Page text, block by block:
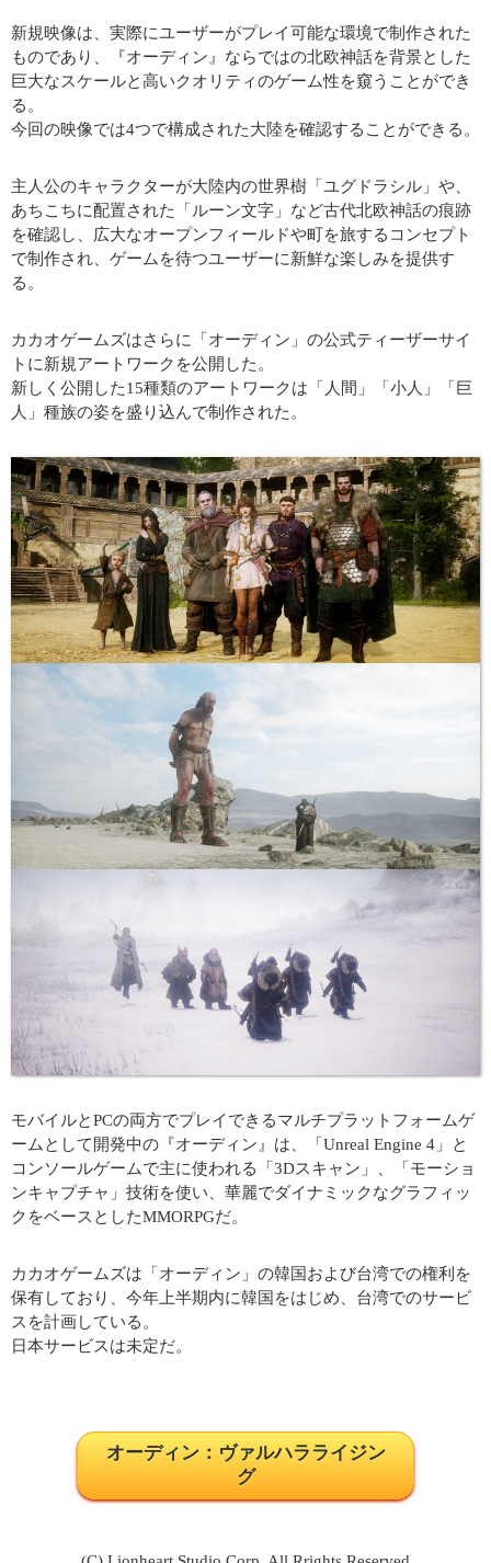
新規映像は、実際にユーザーがプレイ可能な環境で制作された
ものであり、『オーディン』ならではの北欧神話を背景とした
巨大なスケールと高いクオリティのゲーム性を窺うことができ
る。
今回の映像では4つで構成された大陸を確認することができる。
主人公のキャラクターが大陸内の世界樹「ユグドラシル」や、
あちこちに配置された「ルーン文字」など古代北欧神話の痕跡
を確認し、広大なオープンフィールドや町を旅するコンセプト
で制作され、ゲームを待つユーザーに新鮮な楽しみを提供す
る。
カカオゲームズはさらに「オーディン」の公式ティーザーサイ
トに新規アートワークを公開した。
新しく公開した15種類のアートワークは「人間」「小人」「巨
人」種族の姿を盛り込んで制作された。
モバイルとPCの両方でプレイできるマルチプラットフォームゲ
ームとして開発中の『オーディン』は、「Unreal Engine 4」と
コンソールゲームで主に使われる「3Dスキャン」、「モーショ
ンキャプチャ」技術を使い、華麗でダイナミックなグラフィッ
クをベースとしたMMORPGだ。
カカオゲームズは「オーディン」の韓国および台湾での権利を
保有しており、今年上半期内に韓国をはじめ、台湾でのサービ
スを計画している。
日本サービスは未定だ。
オーディン：ヴァルハラライジン
グ